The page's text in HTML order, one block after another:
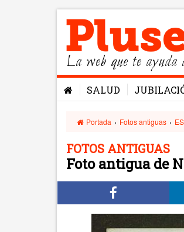
La web que te
SALUD
Portada › Fotos antiguas ›
FOTOS ANTIGUAS
Foto antigua de